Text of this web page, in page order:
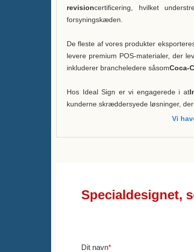
revisioncertificering, hvilket
forsyningskæden.
De fleste af vores produkter
levere premium POS-materialer, der
inkluderer brancheledere såsomCoca-
Hos Ideal Sign er vi engagerede i at
kunderne skræddersyede løsninger,
Vi
Specialdesignet,
Dit navn*